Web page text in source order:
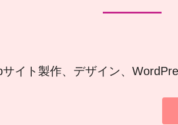
サイト製作、デザイン、